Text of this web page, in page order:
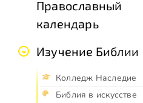
Православный
календарь
Изучение Библии
Колледж Наследие
Библия в искусстве